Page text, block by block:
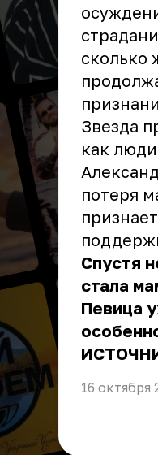
сколько
Звезда
как
потеря
Спустя
стала
Певица
16 октября